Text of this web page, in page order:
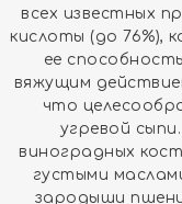
всех известных
кислоты (до 76%),
ее
вяжущим
что
угревой
виноградных
густыми
зародыши